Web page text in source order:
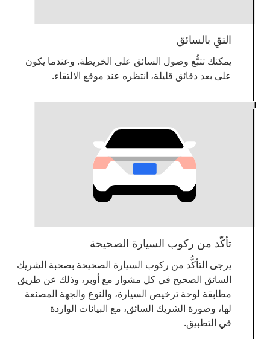
التقِ بالسائق
يمكنك تتبُّع وصول السائق على الخريطة. وعندما يكون
على بعد دقائق قليلة، انتظره عند موقع الالتقاء.
تأكّد من ركوب السيارة الصحيحة
يرجى التأكُّد من ركوب السيارة الصحيحة بصحبة الشريك
السائق الصحيح في كل مشوار مع أوبر، وذلك عن طريق
مطابقة لوحة ترخيص السيارة، والنوع والجهة المصنعة
لها، وصورة الشريك السائق، مع البيانات الواردة
في التطبيق.